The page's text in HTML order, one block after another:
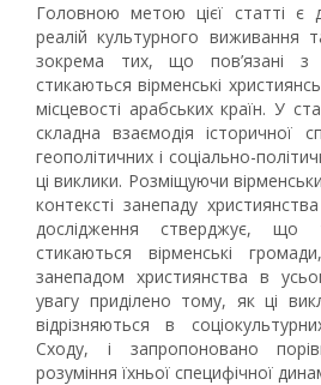
Головною метою цієї статті є
реалій культурного виживання
зокрема тих, що пов’язані
стикаються вірменські
місцевості арабських країн. У
складна взаємодія історичної
геополітичних і соціально-
ці виклики. Розміщуючи
контексті занепаду
дослідження стверджує, що
стикаються вірменські
занепадом християнства в
увагу приділено тому, як ці
відрізняються в
Сходу, і запропоновано
розуміння їхньої специфічної